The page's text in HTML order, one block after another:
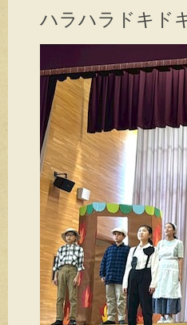
ハラハラドキド